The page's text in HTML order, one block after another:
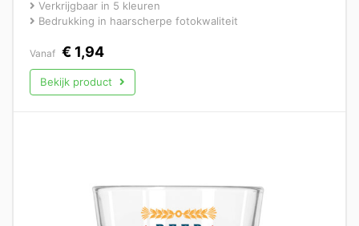
Verkrijgbaar in 5 kleuren
Bedrukking in haarscherpe fotokwaliteit
Vanaf € 1,94
Bekijk product